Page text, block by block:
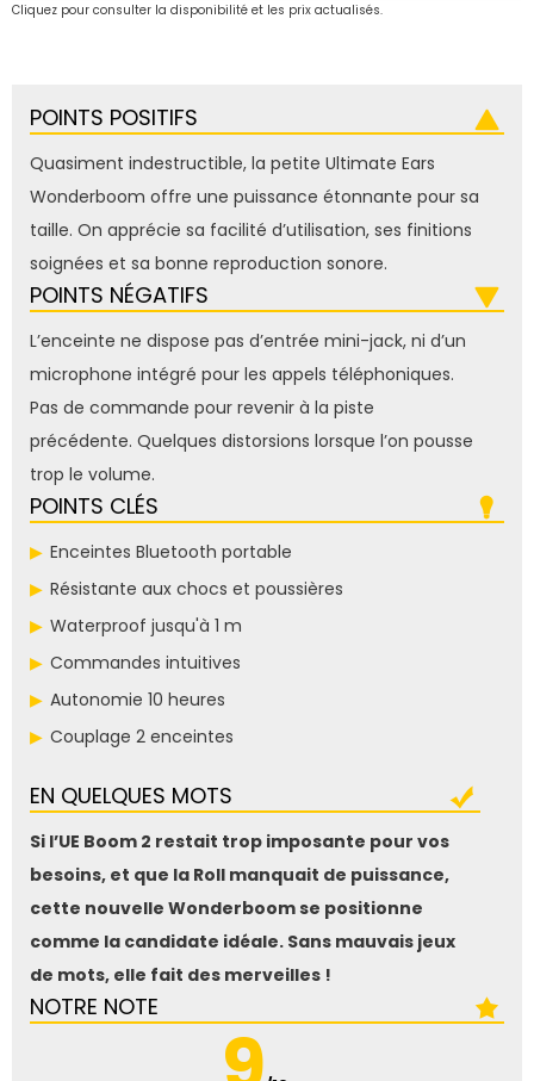
Cliquez pour consulter la disponibilité et les prix actualisés.
POINTS POSITIFS
Quasiment indestructible, la petite Ultimate Ears
Wonderboom offre une puissance étonnante pour sa
taille. On apprécie sa facilité d’utilisation, ses finitions
soignées et sa bonne reproduction sonore.
POINTS NÉGATIFS
L’enceinte ne dispose pas d’entrée mini-jack, ni d’un
microphone intégré pour les appels téléphoniques.
Pas de commande pour revenir à la piste
précédente. Quelques distorsions lorsque l’on pousse
trop le volume.
POINTS CLÉS
Enceintes Bluetooth portable
Résistante aux chocs et poussières
Waterproof jusqu'à 1 m
Commandes intuitives
Autonomie 10 heures
Couplage 2 enceintes
EN QUELQUES MOTS
Si l’UE Boom 2 restait trop imposante pour vos
besoins, et que la Roll manquait de puissance,
cette nouvelle Wonderboom se positionne
comme la candidate idéale. Sans mauvais jeux
de mots, elle fait des merveilles !
NOTRE NOTE